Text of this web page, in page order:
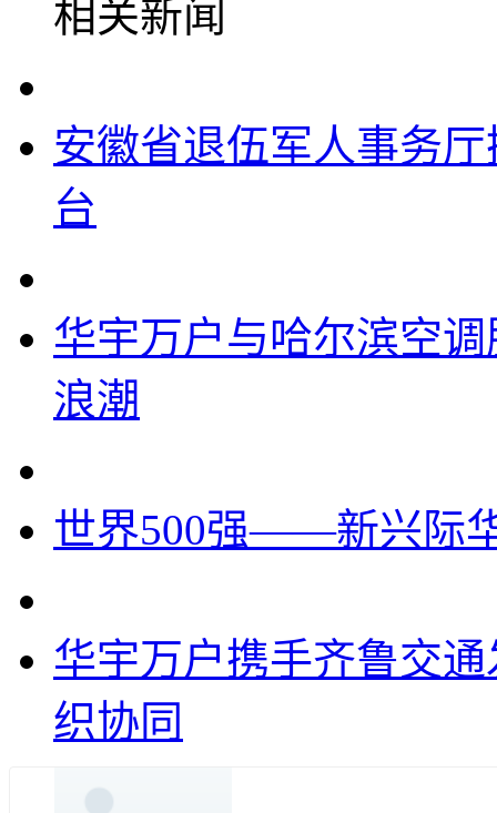
相关新闻
安徽省退伍军人事务
台
华宇万户与哈尔滨空
浪潮
世界500强——新兴际
华宇万户携手齐鲁交
织协同